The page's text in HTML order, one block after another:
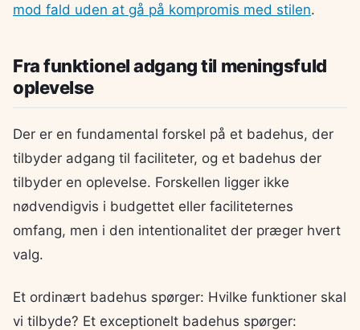
mod fald uden at gå på kompromis med stilen.
Fra funktionel adgang til meningsfuld
oplevelse
Der er en fundamental forskel på et badehus, der
tilbyder adgang til faciliteter, og et badehus der
tilbyder en oplevelse. Forskellen ligger ikke
nødvendigvis i budgettet eller faciliteternes
omfang, men i den intentionalitet der præger hvert
valg.
Et ordinært badehus spørger: Hvilke funktioner skal
vi tilbyde? Et exceptionelt badehus spørger: